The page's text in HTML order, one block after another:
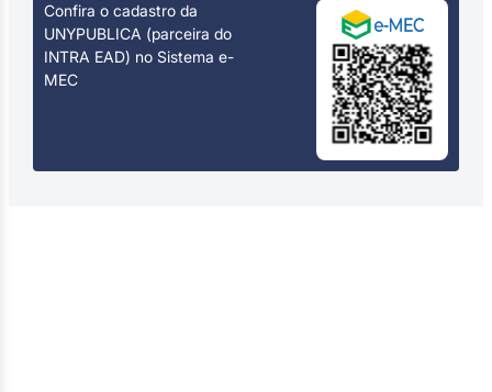
Confira o cadastro da
UNYPUBLICA (parceira do
INTRA EAD) no Sistema e-
MEC